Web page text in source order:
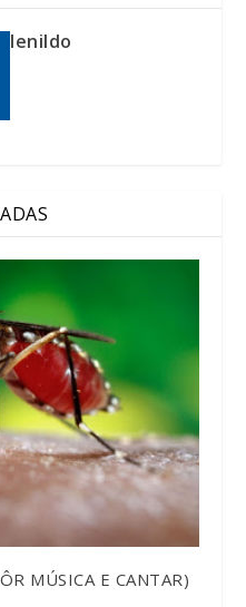
lenildo
MÚSICA E CANTAR)